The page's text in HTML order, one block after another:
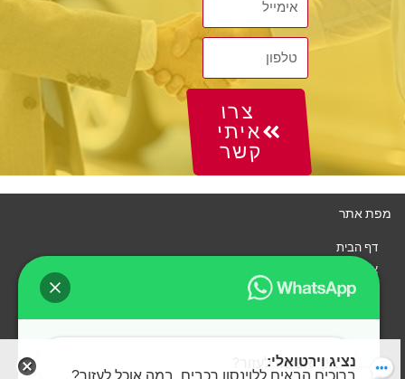
צרו
איתי
קשר
מפת אתר
דף הבית
איך זה עובד?
רכבים
איך אפשר לעזור?
נציג וירטואלי:
ברוכים הבאים ללוינסון רכבים. במה אוכל לעזור?